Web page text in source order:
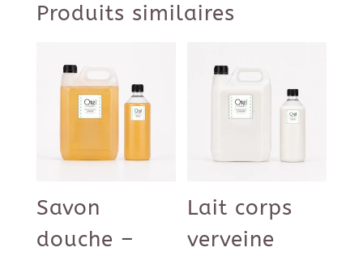
Produits similaires
Savon
douche –
Lait corps
verveine